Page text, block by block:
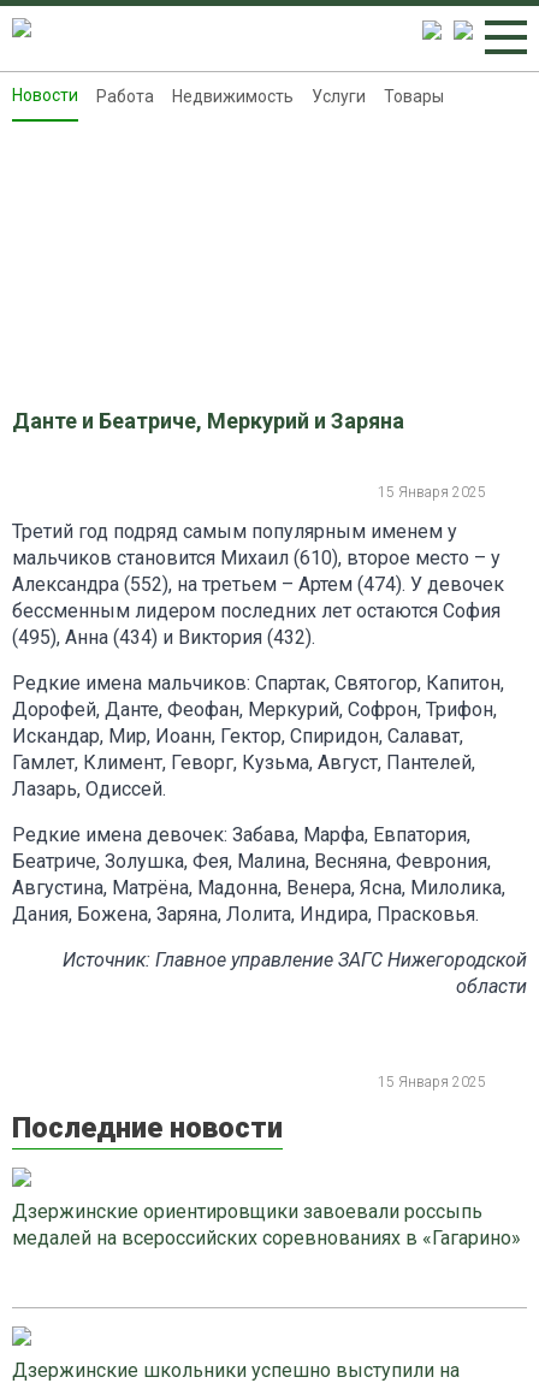
Новости
Новости Работа Недвижимость Услуги Товары
Данте и Беатриче, Меркурий и Заряна
15 Января 2025
Третий год подряд самым популярным именем у
мальчиков становится Михаил (610), второе место – у
Александра (552), на третьем – Артем (474). У девочек
бессменным лидером последних лет остаются София
(495), Анна (434) и Виктория (432).
Редкие имена мальчиков: Спартак, Святогор, Капитон,
Дорофей, Данте, Феофан, Меркурий, Софрон, Трифон,
Искандар, Мир, Иоанн, Гектор, Спиридон, Салават,
Гамлет, Климент, Геворг, Кузьма, Август, Пантелей,
Лазарь, Одиссей.
Редкие имена девочек: Забава, Марфа, Евпатория,
Беатриче, Золушка, Фея, Малина, Весняна, Феврония,
Августина, Матрёна, Мадонна, Венера, Ясна, Милолика,
Дания, Божена, Заряна, Лолита, Индира, Прасковья.
Источник: Главное управление ЗАГС Нижегородской
области
15 Января 2025
Последние новости
Дзержинские ориентировщики завоевали россыпь
медалей на всероссийских соревнованиях в «Гагарино»
Дзержинские школьники успешно выступили на